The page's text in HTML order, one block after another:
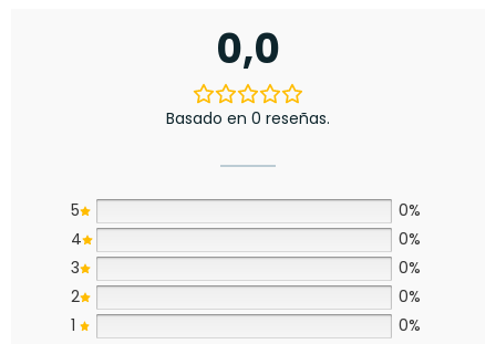
0,0
Basado en 0 reseñas.
5
0%
4
0%
3
0%
2
0%
1
0%